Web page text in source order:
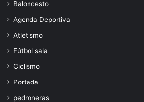
Baloncesto
Agenda Deportiva
Atletismo
Fútbol sala
Ciclismo
Portada
pedroneras